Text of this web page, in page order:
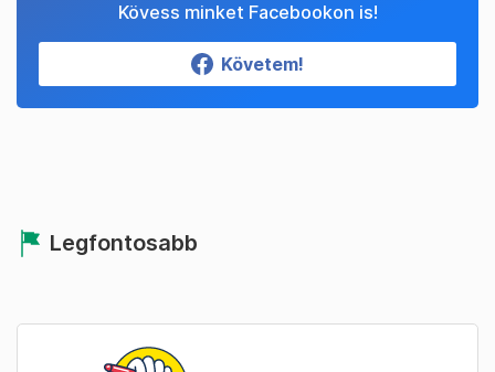
Kövess minket Facebookon is!
Követem!
Legfontosabb